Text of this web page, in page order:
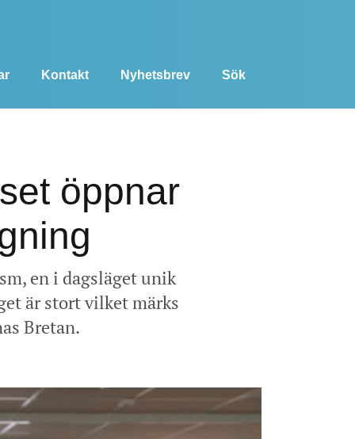
Kontakt Nyhetsbrev Sök
öppnar
en i dagsläget unik
är stort vilket märks
Bretan.